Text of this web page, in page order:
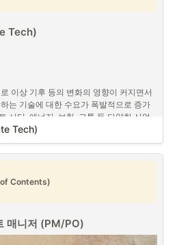
Tech)
이상 기후 등의 변화의 영향이 커지면서
는 기술에 대한 수요가 폭발적으로 증가
시티, 에너지, 보험, 교통 등 다양한 산업
한 투자가 활발해지고 있습니다.
발전은 이전보다 정확한 기상 및 기후 예
Tech)
Contents)
매니저 (PM/PO)